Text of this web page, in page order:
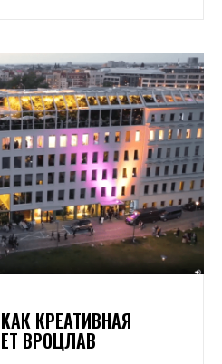
КАК КРЕАТИВНАЯ
ВРОЦЛАВ